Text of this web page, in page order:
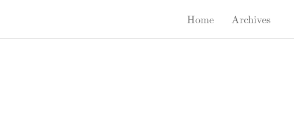
Home Archives